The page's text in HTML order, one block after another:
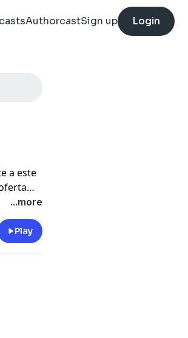
AuthorcastSign up Login
a este
...more
Play